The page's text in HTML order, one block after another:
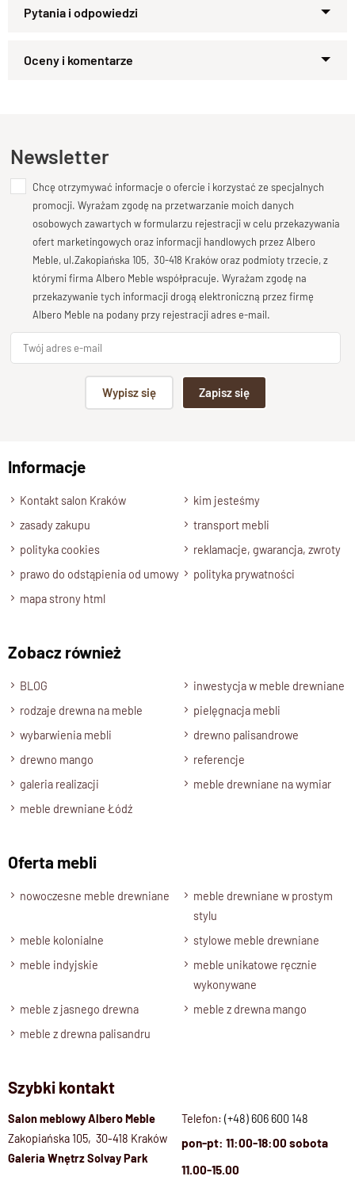
Zapytaj o produkt
Dodaj opinię o produkcie
Twoja ocena
Bardzo dobry
Twoja opinia o produkcie
Podpis
Wyślij opinię
Newsletter
Chcę otrzymywać informacje o ofercie i korzystać ze specjalnych
promocji. Wyrażam zgodę na przetwarzanie moich danych
osobowych zawartych w formularzu rejestracji w celu przekazywania
ofert marketingowych oraz informacji handlowych przez Albero
Meble, ul.Zakopiańska 105, 30-418 Kraków oraz podmioty trzecie, z
którymi firma Albero Meble współpracuje. Wyrażam zgodę na
przekazywanie tych informacji drogą elektroniczną przez firmę
Albero Meble na podany przy rejestracji adres e-mail.
Wypisz się Zapisz się
Informacje
Kontakt salon Kraków
kim jesteśmy
zasady zakupu
transport mebli
polityka cookies
reklamacje, gwarancja, zwroty
prawo do odstąpienia od umowy
polityka prywatności
mapa strony html
Zobacz również
BLOG
inwestycja w meble drewniane
rodzaje drewna na meble
pielęgnacja mebli
wybarwienia mebli
drewno palisandrowe
drewno mango
referencje
galeria realizacji
meble drewniane na wymiar
meble drewniane Łódź
Oferta mebli
nowoczesne meble drewniane
meble drewniane w prostym
stylu
meble kolonialne
stylowe meble drewniane
meble indyjskie
meble unikatowe ręcznie
wykonywane
meble z jasnego drewna
meble z drewna mango
meble z drewna palisandru
Szybki kontakt
Salon meblowy Albero Meble
Zakopiańska 105, 30-418 Kraków
Galeria Wnętrz Solvay Park
Telefon: (+48) 606 600 148
pon-pt: 11:00-18:00 sobota
11.00-15.00